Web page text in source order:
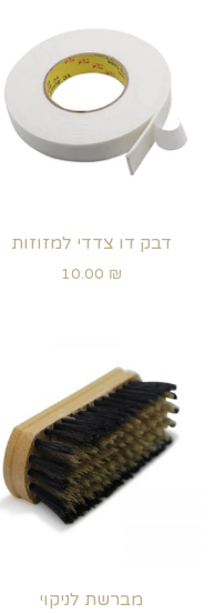
דבק דו צדדי למזוזות
10.00 ₪
מברשת לניקוי